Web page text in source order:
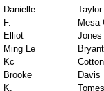
Danielle
Taylor
F.
Mesa
Elliot
Jones
Ming Le
Bryant
Kc
Cotton
Brooke
Davis
K.
Tomes